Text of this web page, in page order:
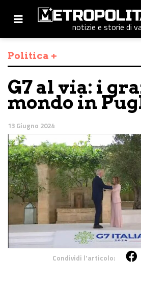
notizie e storie di
Politica +
G7 al via: i
mondo in
13 Giugno 2024
Condividi l'articolo: